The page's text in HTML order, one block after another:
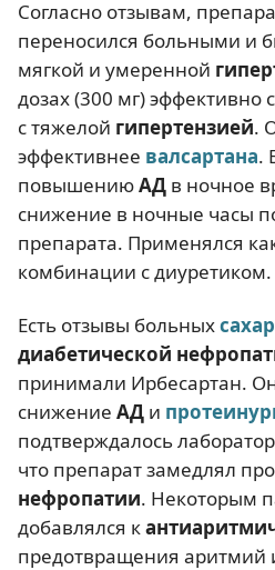
Согласно отзывам,
переносился больными и
мягкой и умеренной
дозах (300 мг) эффективно
с тяжелой гипертензией.
эффективнее валсартана.
повышениюАД в ночное
снижение в ночные часы
препарата. Применялся
комбинации с диуретиком.
Есть отзывы больных
диабетической
принимали Ирбесартан.
снижение АД и
подтверждалось
что препарат замедлял
нефропатии. Некоторым
добавлялся к
предотвращения аритмий